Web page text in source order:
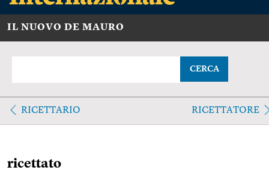
IL NUOVO DE MAURO
CERCA
RICETTARIO RICETTATORE
ricettato